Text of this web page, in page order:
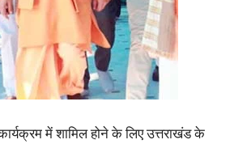
में शामिल होने के लिए उत्तराखंड के